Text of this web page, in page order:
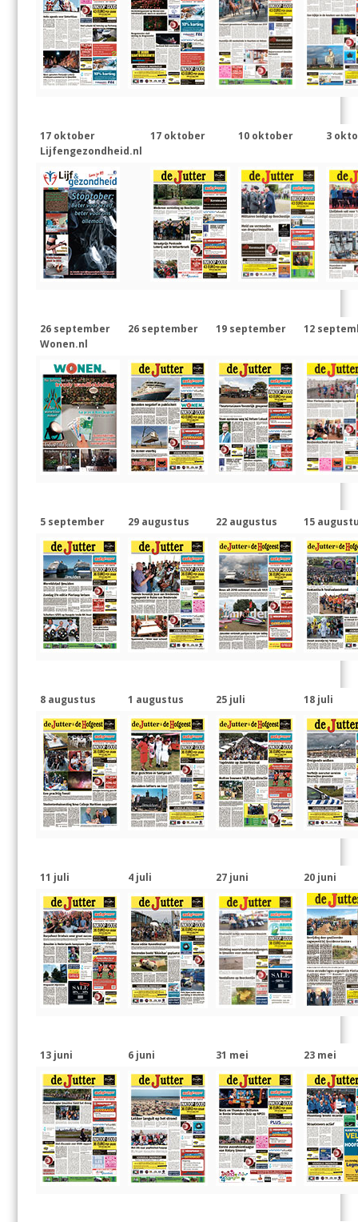
17 oktober
Lijfengezondheid.nl
17 oktober 10 oktober 3
26 september
Wonen.nl
26 september 19 september 12
5 september 29 augustus 22 augustus 15
8 augustus 1 augustus 25 juli 18 juli
11 juli 4 juli 27 juni 20 juni
13 juni 6 juni 31 mei 23 mei